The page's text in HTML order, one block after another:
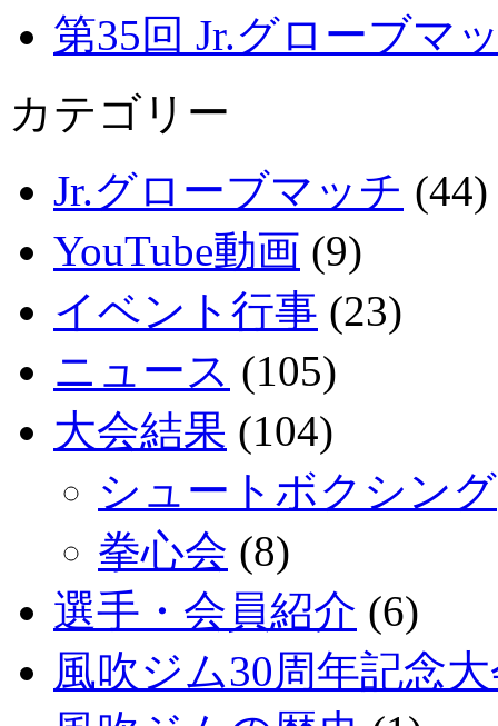
第35回 Jr.グローブマ
カテゴリー
Jr.グローブマッチ (44)
YouTube動画 (9)
イベント行事 (23)
ニュース (105)
大会結果 (104)
シュートボクシング
拳心会 (8)
選手・会員紹介 (6)
風吹ジム30周年記念